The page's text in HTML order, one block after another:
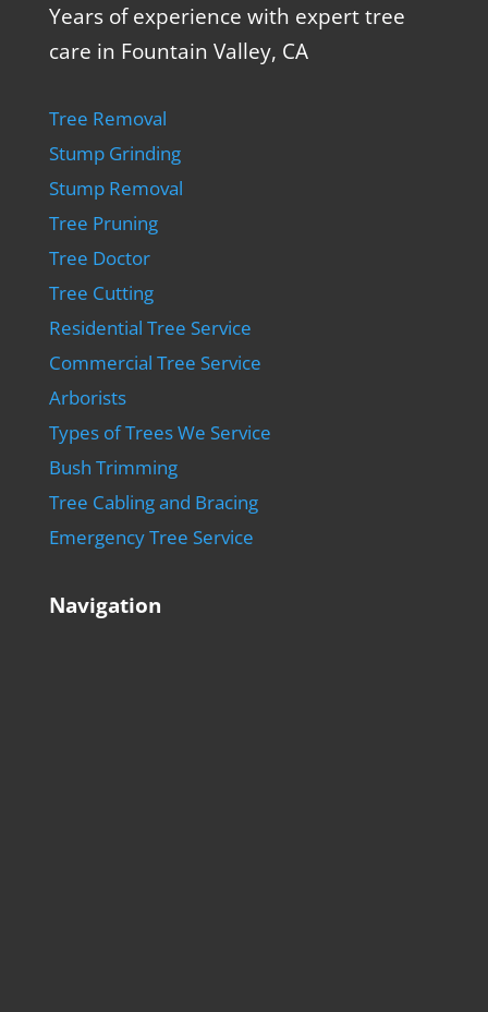
Years of experience with expert tree
care in Fountain Valley, CA
Tree Removal
Stump Grinding
Stump Removal
Tree Pruning
Tree Doctor
Tree Cutting
Residential Tree Service
Commercial Tree Service
Arborists
Types of Trees We Service
Bush Trimming
Tree Cabling and Bracing
Emergency Tree Service
Navigation